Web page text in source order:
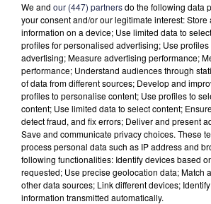
Incendie de Saumos :
favorable
30 juillet 2026
Incendies en Gironde :
autorisé dans neuf...
29 juillet 2026
Incendies en Gironde :
dans la matinée
We and our (447) partnersdo the following data
your consent and/or our legitimate interest: Store
information on a device; Use limited data to
profiles for personalised advertising; Use
advertising; Measure advertising performance;
performance; Understand audiences through
of data from different sources; Develop and
profiles to personalise content; Use profiles to
content; Use limited data to select content;
detect fraud, and fix errors; Deliver and present
Save and communicate privacy choices. These
process personal data such as IP address and
following functionalities: Identify devices based
requested; Use precise geolocation data; Match
other data sources; Link different devices;
information transmitted automatically.